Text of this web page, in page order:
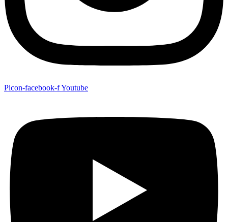
Picon-facebook-fYoutube